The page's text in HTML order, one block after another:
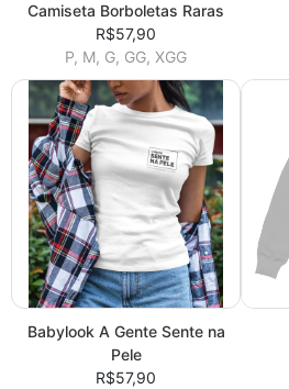
Camiseta Borboletas Raras
R$57,90
P, M, G, GG, XGG
Babylook A Gente Sente na
Pele
R$57,90